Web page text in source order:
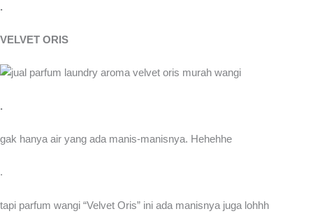
.
VELVET ORIS
.
gak hanya air yang ada manis-manisnya. Hehehhe
.
tapi parfum wangi “Velvet Oris” ini ada manisnya juga lohhh